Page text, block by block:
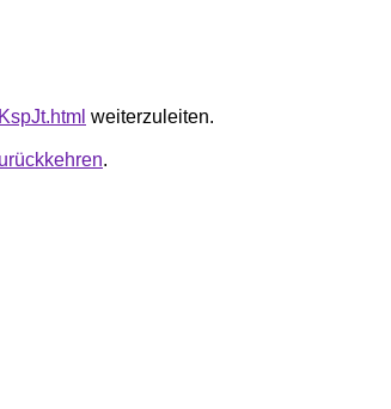
weiterzuleiten.
.